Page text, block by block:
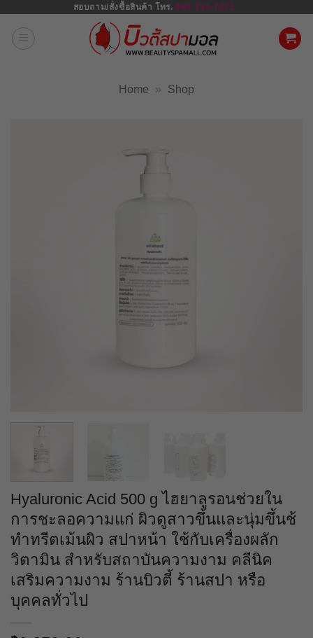
สอบถาม/สั่งซื้อสินค้า โทร.083-731-7271
Home » Shop
Hyaluronic Acid 500 g ไฮยาลูรอนช่วยใน
การชะลอความแก่ ผิวดูสาวขึ้นและนุ่มขึ้นช้
ทำทรีตเม้นผิว สปาหน้า ใช้กับเครื่องผลัก
วิตามิน สำหรับสถาบันความงาม คลีนิค
เสริมความงาม ร้านบิวตี้ ร้านสปา หรือ
บุคคลทั่วไป